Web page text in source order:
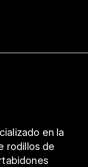
en la
rodillos de